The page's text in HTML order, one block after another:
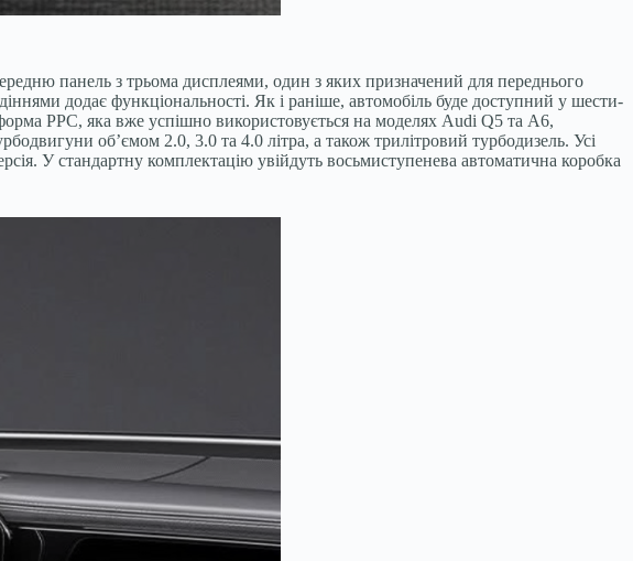
панель з трьома дисплеями, один з яких призначений для переднього
додає функціональності. Як і раніше, автомобіль буде доступний у шести-
PPC, яка вже успішно використовується на моделях Audi Q5 та A6,
об’ємом 2.0, 3.0 та 4.0 літра, а також трилітровий турбодизель. Усі
У стандартну комплектацію увійдуть восьмиступенева автоматична коробка